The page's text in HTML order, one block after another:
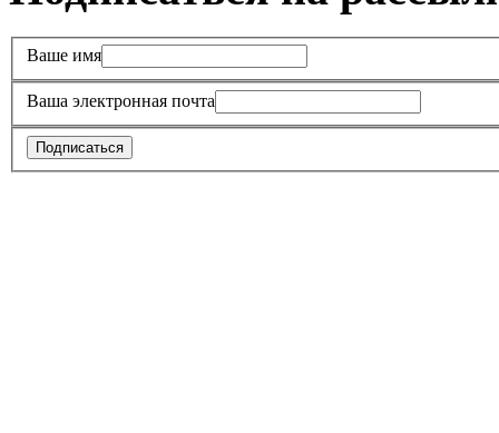
Ваше имя
Ваша электронная почта